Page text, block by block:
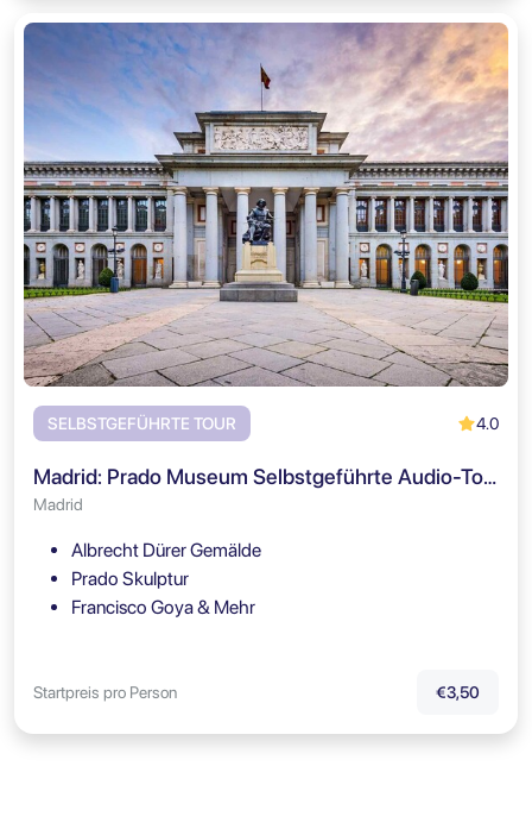
SELBSTGEFÜHRTE TOUR 4.0
Madrid: Prado Museum Selbstgeführte Audio-Tour
Madrid
Albrecht Dürer Gemälde
Prado Skulptur
Francisco Goya & Mehr
Startpreis pro Person €3,50